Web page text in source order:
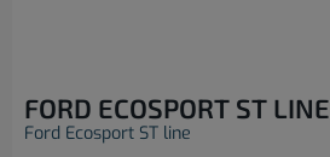
FORD ECOSPORT ST LINE
Ford Ecosport ST line